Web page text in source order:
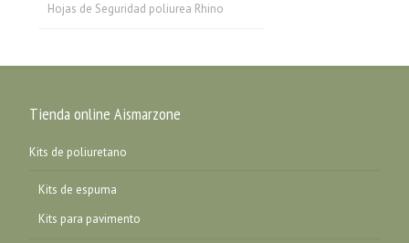
Hojas de Seguridad poliurea Rhino
Tienda online Aismarzone
Kits de poliuretano
Kits de espuma
Kits para pavimento